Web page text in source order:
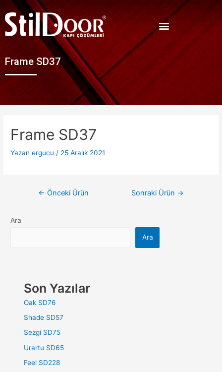
Frame SD37
Frame SD37
Yazan ergucu / 25 Aralık 2021
← Önceki Ürün Sonraki Ürün →
Ara
Ara
Son Yazılar
Oak SD76
Shade SD57
Sezgi SD75
Urartu SD65
Feel SD228